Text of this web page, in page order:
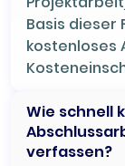
Basis dieser
kostenloses
Wie schnell
verfassen?